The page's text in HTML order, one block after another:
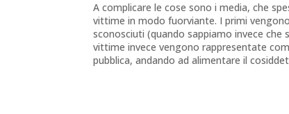
A complicare le cose sono i media, che
vittime in modo fuorviante. I primi
sconosciuti (quando sappiamo invece
vittime invece vengono rappresentate
pubblica, andando ad alimentare il